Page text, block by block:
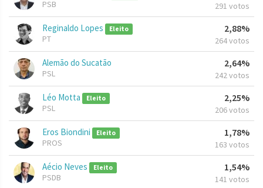
PSB 291 votos
Reginaldo Lopes Eleito
PT
2,88%
264 votos
Alemão do Sucatão
PSL
2,64%
242 votos
Léo Motta Eleito
PSL
2,25%
206 votos
Eros Biondini Eleito
PROS
1,78%
163 votos
Aécio Neves Eleito
PSDB
1,54%
141 votos